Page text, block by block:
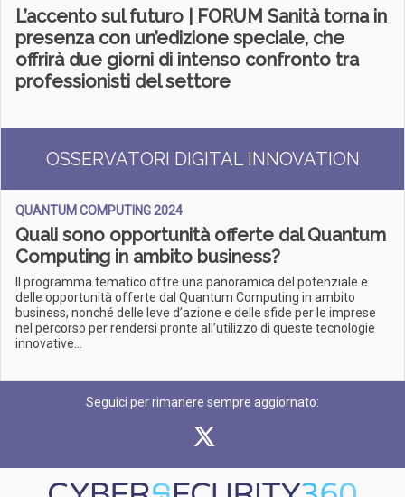
L’accento sul futuro | FORUM Sanità torna in
presenza con un’edizione speciale, che
offrirà due giorni di intenso confronto tra
professionisti del settore
OSSERVATORI DIGITAL INNOVATION
QUANTUM COMPUTING 2024
Quali sono opportunità offerte dal Quantum
Computing in ambito business?
Il programma tematico offre una panoramica del potenziale e
delle opportunità offerte dal Quantum Computing in ambito
business, nonché delle leve d’azione e delle sfide per le imprese
nel percorso per rendersi pronte all’utilizzo di queste tecnologie
innovative...
Seguici per rimanere sempre aggiornato: